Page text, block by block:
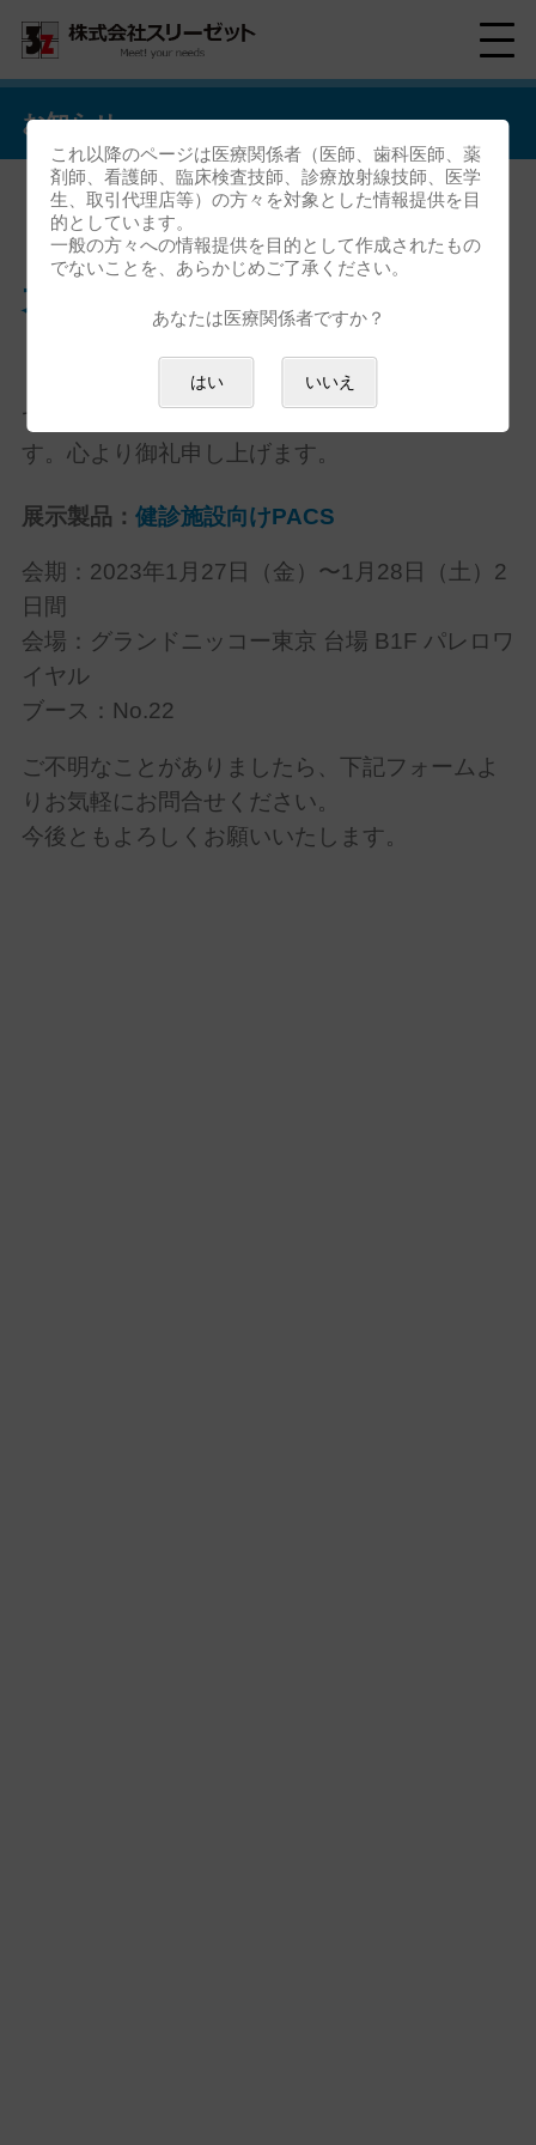
お知らせ
「日本総合健診医学会 第51回
大会」ご来場御礼
「日本総合健診医学会 第51回大会」におきまし
ては、ご来場いただき誠にありがとうございま
す。心より御礼申し上げます。
展示製品： 健診施設向けPACS
会期：2023年1月27日（金）〜1月28日（土）2
日間
会場：グランドニッコー東京 台場 B1F パレロワ
イヤル
ブース：No.22
ご不明なことがありましたら、下記フォームよ
りお気軽にお問合せください。
今後ともよろしくお願いいたします。
これ以降のページは医療関係者（医師、歯科医師、薬
剤師、看護師、臨床検査技師、診療放射線技師、医学
生、取引代理店等）の方々を対象とした情報提供を目
的としています。
一般の方々への情報提供を目的として作成されたもの
でないことを、あらかじめご了承ください。
あなたは医療関係者ですか？
はい いいえ